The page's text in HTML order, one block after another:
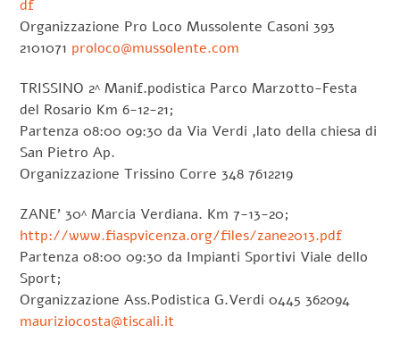
df
Organizzazione Pro Loco Mussolente Casoni 393
2101071 proloco@mussolente.com
TRISSINO 2^ Manif.podistica Parco Marzotto-Festa
del Rosario Km 6-12-21;
Partenza 08:00 09:30 da Via Verdi ,lato della chiesa di
San Pietro Ap.
Organizzazione Trissino Corre 348 7612219
ZANE’ 30^ Marcia Verdiana. Km 7-13-20;
http://www.fiaspvicenza.org/files/zane2013.pdf
Partenza 08:00 09:30 da Impianti Sportivi Viale dello
Sport;
Organizzazione Ass.Podistica G.Verdi 0445 362094
mauriziocosta@tiscali.it